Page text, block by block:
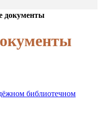
документы
библиотечном